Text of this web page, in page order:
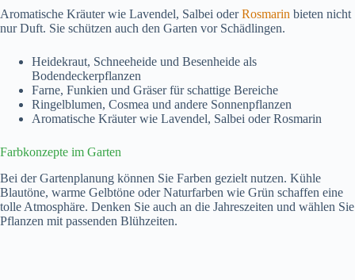
Aromatische Kräuter wie Lavendel, Salbei oderRosmarin bieten nicht
nur Duft. Sie schützen auch den Garten vor Schädlingen.
Heidekraut, Schneeheide und Besenheide als
Bodendeckerpflanzen
Farne, Funkien und Gräser für schattige Bereiche
Ringelblumen, Cosmea und andere Sonnenpflanzen
Aromatische Kräuter wie Lavendel, Salbei oder Rosmarin
Farbkonzepte im Garten
Bei der Gartenplanung können Sie Farben gezielt nutzen. Kühle
Blautöne, warme Gelbtöne oder Naturfarben wie Grün schaffen eine
tolle Atmosphäre. Denken Sie auch an die Jahreszeiten und wählen Sie
Pflanzen mit passenden Blühzeiten.